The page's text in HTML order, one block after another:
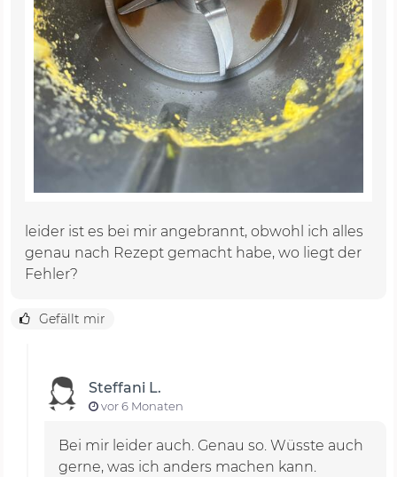
leider ist es bei mir angebrannt, obwohl ich alles
genau nach Rezept gemacht habe, wo liegt der
Fehler?
Gefällt mir
Steffani L.
vor 6 Monaten
Bei mir leider auch. Genau so. Wüsste auch
gerne, was ich anders machen kann.